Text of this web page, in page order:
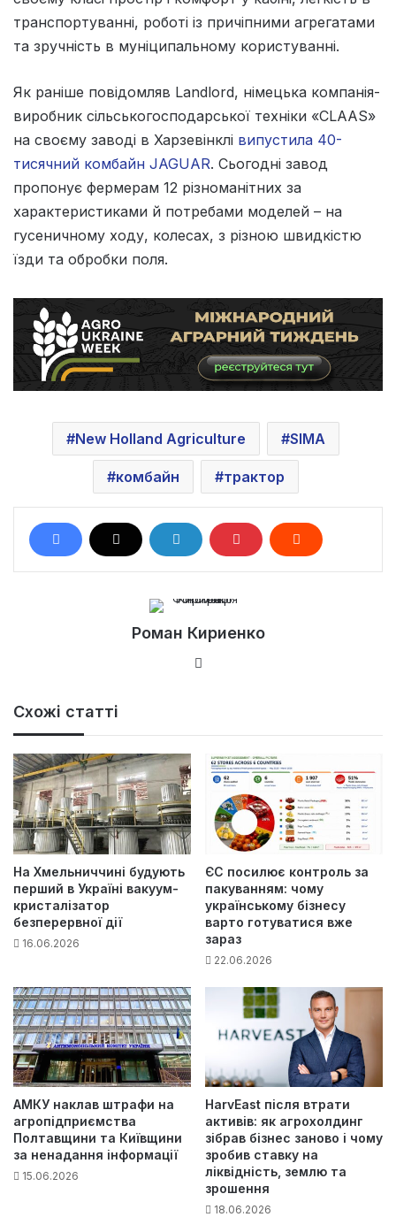
транспортуванні, роботі із причіпними агрегатами
та зручність в муніципальному користуванні.
Як раніше повідомляв Landlord, німецька компанія-
виробник сільськогосподарської техніки «CLAAS»
на своєму заводі в Харзевінклі випустила 40-
тисячний комбайн JAGUAR. Сьогодні завод
пропонує фермерам 12 різноманітних за
характеристиками й потребами моделей – на
гусеничному ходу, колесах, з різною швидкістю
їзди та обробки поля.
New Holland Agriculture SIMA
комбайн трактор
Роман Кириенко
Схожі статті
На Хмельниччині будують
перший в Україні вакуум-
кристалізатор
безперервної дії
16.06.2026
ЄС посилює контроль за
пакуванням: чому
українському бізнесу
варто готуватися вже
зараз
22.06.2026
АМКУ наклав штрафи на
агропідприємства
Полтавщини та Київщини
за ненадання інформації
15.06.2026
HarvEast після втрати
активів: як агрохолдинг
зібрав бізнес заново і чому
зробив ставку на
ліквідність, землю та
зрошення
18.06.2026